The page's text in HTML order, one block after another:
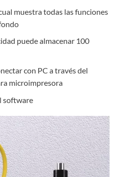
muestra todas las funciones
puede almacenar 100
con PC a través del
microimpresora
software